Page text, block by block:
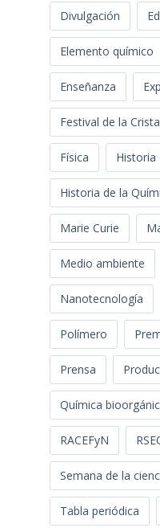
Divulgación
Elemento químico
Enseñanza
Festival de la
Física Historia
Historia de la
Marie Curie
Medio ambiente
Nanotecnología
Polímero
Prensa
Química
RACEFyN
Semana de la
Tabla periódica